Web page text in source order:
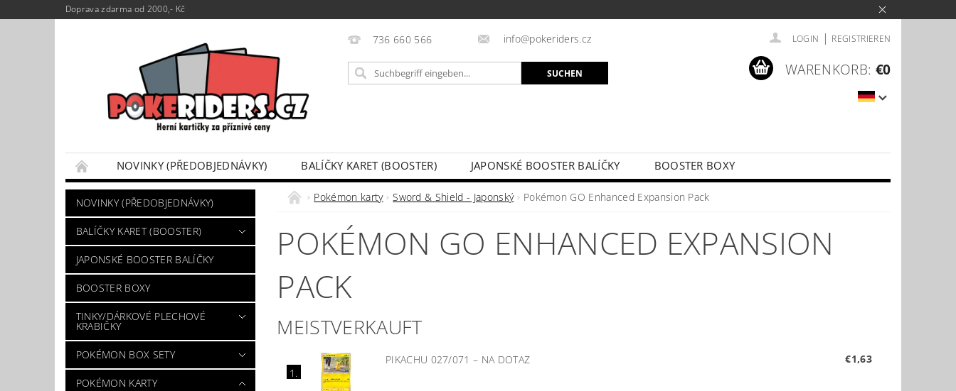
Doprava zdarma od 2000,- Kč
736 660 566 info@pokeriders.cz LOGIN | REGISTRIEREN
WARENKORB: €0
NOVINKY (PŘEDOBJEDNÁVKY) BALÍČKY KARET (BOOSTER) JAPONSKÉ BOOSTER BALÍČKY
BOOSTER BOXY
POKÉMON BOX SETY
TINKY/DÁRKOVÉ PLECHOVÉ KRABIČKY POKÉMON KARTY HOTOVÉ BALÍČKY
PŘÍSLUŠENSTVÍ KE KARTÁM
VÝKUP POKÉMON KARET
DÁRKOVÝ POUKAZ
NOVINKY (PŘEDOBJEDNÁVKY)
BALÍČKY KARET (BOOSTER)
JAPONSKÉ BOOSTER BALÍČKY
BOOSTER BOXY
TINKY/DÁRKOVÉ PLECHOVÉ
KRABIČKY
POKÉMON BOX SETY
POKÉMON KARTY
Pokémon karty Sword & Shield - Japonský Pokémon GO Enhanced Expansion Pack
POKÉMON GO ENHANCED EXPANSION
PACK
MEISTVERKAUFT
1.
PIKACHU 027/071– NA DOTAZ €1,63